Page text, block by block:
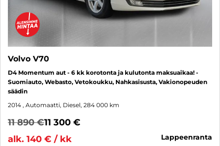
Volvo V70
D4 Momentum aut - 6 kk korotonta ja kulutonta maksuaikaa! -
Suomiauto, Webasto, Vetokoukku, Nahkasisusta, Vakionopeuden
säädin
2014 , Automaatti, Diesel, 284 000 km
11 890 €11 300 €
alk. 140 € / kk
lappeenranta